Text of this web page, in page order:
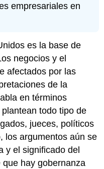
empresariales en
es la base de
negocios y el
afectados por las
de la
en términos
todo tipo de
jueces, políticos
los argumentos aún se
y el significado del
que hay gobernanza